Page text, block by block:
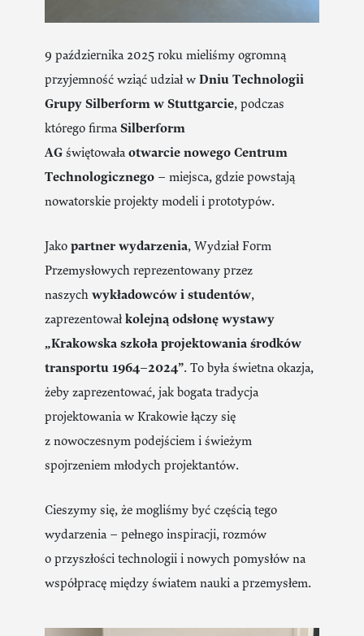
9 października 2025 roku mieliśmy ogromną
przyjemność wziąć udział w Dniu Technologii
Grupy Silberform w Stuttgarcie, podczas
którego firma Silberform
AG świętowała otwarcie nowego Centrum
Technologicznego – miejsca, gdzie powstają
nowatorskie projekty modeli i prototypów.
Jako partner wydarzenia, Wydział Form
Przemysłowych reprezentowany przez
naszych wykładowców i studentów,
zaprezentował kolejną odsłonę wystawy
„Krakowska szkoła projektowania środków
transportu 1964–2024”. To była świetna okazja,
żeby zaprezentować, jak bogata tradycja
projektowania w Krakowie łączy się
z nowoczesnym podejściem i świeżym
spojrzeniem młodych projektantów.
Cieszymy się, że mogliśmy być częścią tego
wydarzenia – pełnego inspiracji, rozmów
o przyszłości technologii i nowych pomysłów na
współpracę między światem nauki a przemysłem.